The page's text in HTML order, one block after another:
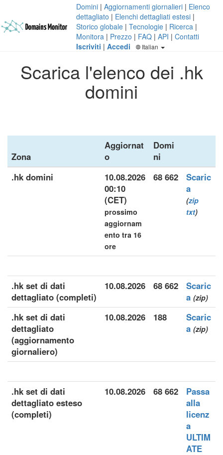
Domini | Aggiornamenti giornalieri | Elenco
dettagliato | Elenchi dettagliati estesi |
Storico globale | Tecnologie | Ricerca |
Monitora | Prezzo | FAQ | API | Contatti
Iscriviti | Accedi Italian
Scarica l'elenco dei .hk
domini
Zona
Aggiornat
o
Domi
ni
.hk domini
10.08.2026
00:10
(CET)
prossimo
aggiornam
ento tra 16
ore
68 662
Scaric
a
(zip
txt)
.hk set di dati
dettagliato (completi)
10.08.2026 68 662
Scaric
a (zip)
.hk set di dati
dettagliato
(aggiornamento
giornaliero)
10.08.2026 188
Scaric
a (zip)
.hk set di dati
dettagliato esteso
(completi)
10.08.2026 68 662
Passa
alla
licenz
a
ULTIM
ATE